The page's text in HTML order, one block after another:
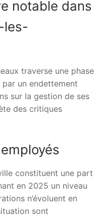
notable dans
les-
traverse une phase
un endettement
sur la gestion de ses
des critiques
constituent une part
en 2025 un niveau
n’évoluent en
sont